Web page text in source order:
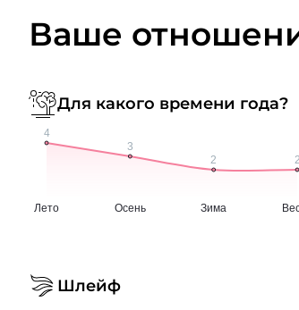
Ваше
Для какого времени года?
Шлейф